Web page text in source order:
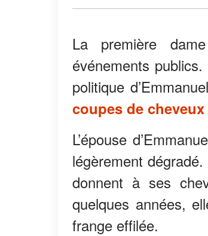
La première
événements
politique
coupes de cheveux
L’épouse
légèrement
donnent à ses
quelques années,
frange effilée.